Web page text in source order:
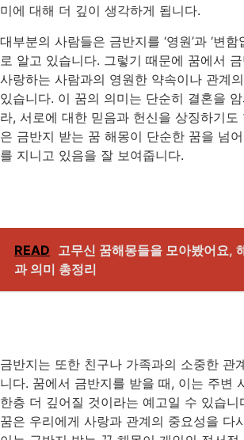
미에 대해 더 깊이 생각하게 됩니다.
대부분의 사람들은 금반지를 ‘영원’과 ‘변함
로 알고 있습니다. 그렇기 때문에 꿈에서
사랑하는 사람과의 영원한 약속이나 관계
있습니다. 이 꿈의 의미는 단순히 결혼을
라, 서로에 대한 믿음과 헌신을 상징하기도
은 금반지 받는 꿈 해몽이 단순한 꿈을 넘
를 지니고 있음을 잘 보여줍니다.
READ
고무신 꿈해몽들을 모아봤어요,
과 의미 총정리
금반지는 또한 친구나 가족과의 소중한 관
니다. 꿈에서 금반지를 받을 때, 이는 주변
한층 더 깊어질 것이라는 예고일 수 있습니
꿈은 우리에게 사랑과 관계의 중요성을 다